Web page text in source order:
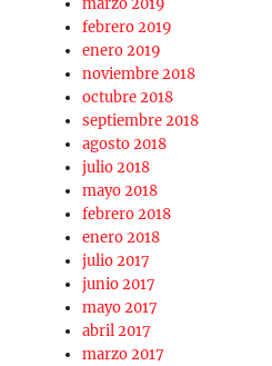
marzo 2019
febrero 2019
enero 2019
noviembre 2018
octubre 2018
septiembre 2018
agosto 2018
julio 2018
mayo 2018
febrero 2018
enero 2018
julio 2017
junio 2017
mayo 2017
abril 2017
marzo 2017